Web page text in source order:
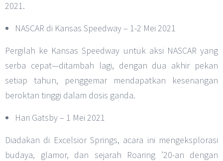
2021.
NASCAR di Kansas Speedway – 1-2 Mei 2021
Pergilah ke Kansas Speedway untuk aksi NASCAR yang
serba cepat—ditambah lagi, dengan dua akhir pekan
setiap tahun, penggemar mendapatkan kesenangan
beroktan tinggi dalam dosis ganda.
Hari Gatsby – 1 Mei 2021
Diadakan di Excelsior Springs, acara ini mengeksplorasi
budaya, glamor, dan sejarah Roaring ’20-an dengan